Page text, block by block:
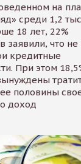
на
среди 1,2
18 лет, 22%
заявили, что не
кредитные
При этом
половины
доход